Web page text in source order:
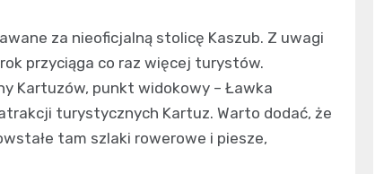
za nieoficjalną stolicę Kaszub. Z uwagi
przyciąga co raz więcej turystów.
Kartuzów, punkt widokowy – Ławka
turystycznych Kartuz. Warto dodać, że
tam szlaki rowerowe i piesze,